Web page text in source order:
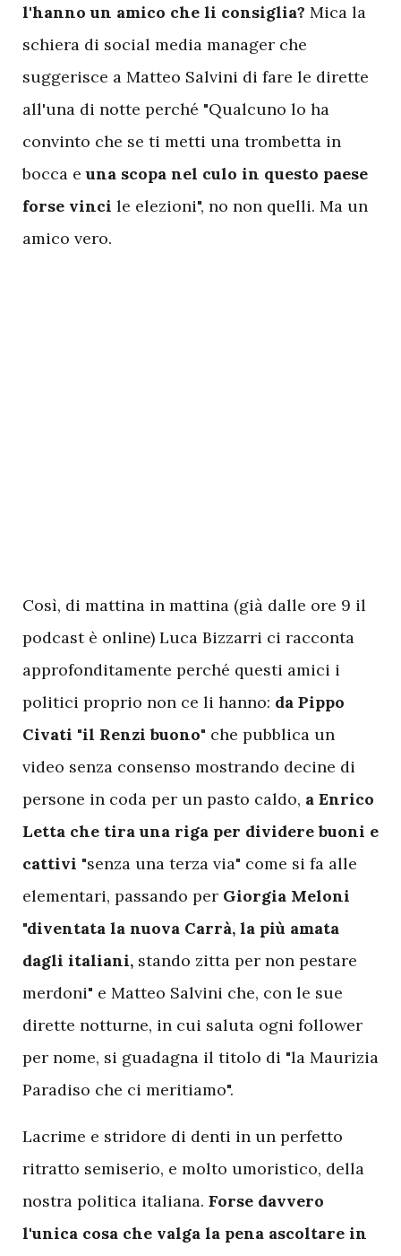
l'hanno un amico che li consiglia? Mica la
schiera di social media manager che
suggerisce a Matteo Salvini di fare le dirette
all'una di notte perché "Qualcuno lo ha
convinto che se ti metti una trombetta in
bocca euna scopa nel culo in questo paese
forse vinci le elezioni", no non quelli. Ma un
amico vero.
Così, di mattina in mattina (già dalle ore 9 il
podcast è online) Luca Bizzarri ci racconta
approfonditamente perché questi amici i
politici proprio non ce li hanno: da Pippo
Civati "il Renzi buono" che pubblica un
video senza consenso mostrando decine di
persone in coda per un pasto caldo, a Enrico
Letta che tira una riga per dividere buoni e
cattivi "senza una terza via" come si fa alle
elementari, passando per Giorgia Meloni
"diventata la nuova Carrà, la più amata
dagli italiani, stando zitta per non pestare
merdoni" e Matteo Salvini che, con le sue
dirette notturne, in cui saluta ogni follower
per nome, si guadagna il titolo di "la Maurizia
Paradiso che ci meritiamo".
Lacrime e stridore di denti in un perfetto
ritratto semiserio, e molto umoristico, della
nostra politica italiana. Forse davvero
l'unica cosa che valga la pena ascoltare in